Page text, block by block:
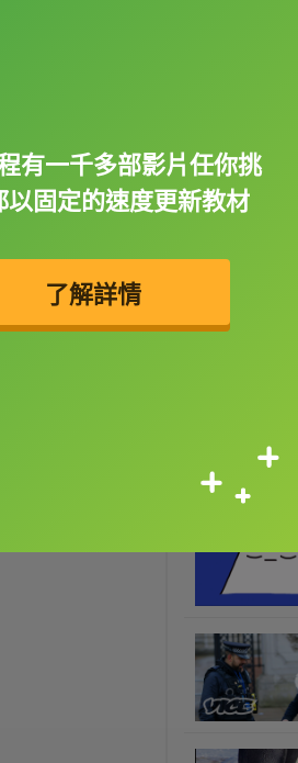
有一千多部影片任你挑
以固定的速度更新教材
了解詳情